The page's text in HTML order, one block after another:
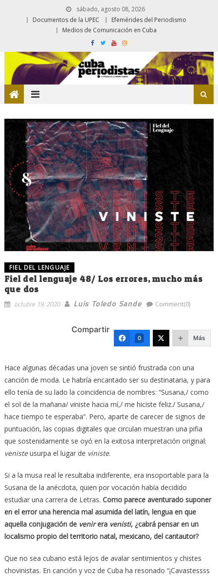
sábado, agosto 08, 2026
Documentos de la UPEC
Efemérides del Periodismo
Medios de Comunicación en Cuba
FIEL DEL LENGUAJE
Fiel del lenguaje 48/ Los errores, mucho más
que dos
octubre 19, 2020 Luis Toledo Sande Comment(0)
Compartir
0 Más
Hace algunas décadas una joven se sintió frustrada con una
canción de moda. Le habría encantado ser su destinataria, y para
ello tenía de su lado la coincidencia de nombres: “Susana,/ como
el sol de la mañana/ viniste hacia mí,/ me hiciste feliz./ Susana,/
hace tiempo te esperaba”. Pero, aparte de carecer de signos de
puntuación, las copias digitales que circulan muestran una pifia
que sostenidamente se oyó en la exitosa interpretación original:
venisteusurpa el lugar de viniste.
Si a la musa real le resultaba indiferente, era insoportable para la
Susana de la anécdota, quien por vocación había decidido
estudiar una carrera de Letras. Como parece aventurado suponer
en el error una herencia mal asumida del latín, lengua en que
aquella conjugación de venirera venisti, ¿cabrá pensar en un
localismo propio del territorio natal, mexicano, del cantautor?
Que no sea cubano está lejos de avalar sentimientos y chistes
chovinistas. En canción y voz de Cuba ha resonado “¡Cavastessss